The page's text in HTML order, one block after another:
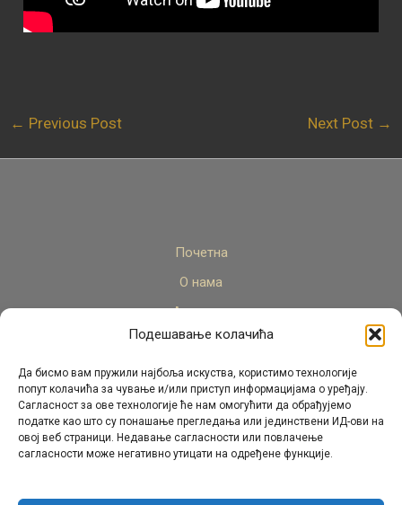
Подешавање колачића
Да бисмо вам пружили најбоља искуства, користимо технологије
попут колачића за чување и/или приступ информацијама о уређају.
Сагласност за ове технологије ће нам омогућити да обрађујемо
податке као што су понашање прегледања или јединствени ИД-ови на
овој веб страници. Недавање сагласности или повлачење
сагласности може негативно утицати на одређене функције.
← Previous Post Next Post →
Почетна
О нама
Актуелно
Стручни кадар
Пројекти
Архива
Контакт